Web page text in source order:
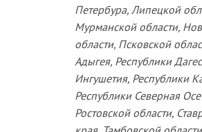
Петербура, Липецкой
Мурманской области,
области, Псковской
Адыгея, Республики
Ингушетия, Республики
Республики Северная
Ростовской области,